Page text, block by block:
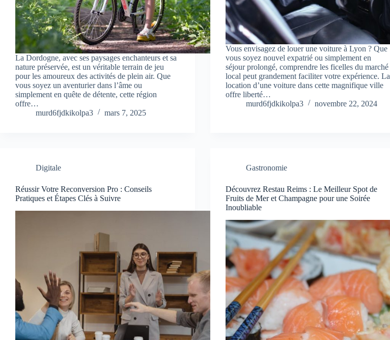
La Dordogne, avec ses paysages enchanteurs et sa
nature préservée, est un véritable terrain de jeu
pour les amoureux des activités de plein air. Que
vous soyez un aventurier dans l’âme ou
simplement en quête de détente, cette région
offre…
murd6fjdkikolpa3
mars 7, 2025
Vous envisagez de louer une voiture à Lyon ? Que
vous soyez nouvel expatrié ou simplement en
séjour prolongé, comprendre les ficelles du marché
local peut grandement faciliter votre expérience. La
location d’une voiture dans cette magnifique ville
offre liberté…
murd6fjdkikolpa3
novembre 22, 2024
Digitale
Réussir Votre Reconversion Pro : Conseils
Pratiques et Étapes Clés à Suivre
Gastronomie
Découvrez Restau Reims : Le Meilleur Spot de
Fruits de Mer et Champagne pour une Soirée
Inoubliable